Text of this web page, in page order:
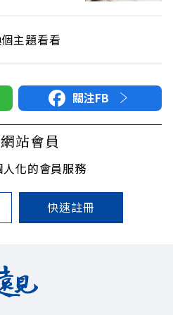
主題看看
關注FB
站會員
化的會員服務
快速註冊